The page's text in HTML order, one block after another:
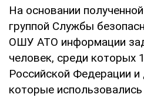
На основании
группой Службы
ОШУ АТО информации
человек, среди которых
Российской Федерации и
которые